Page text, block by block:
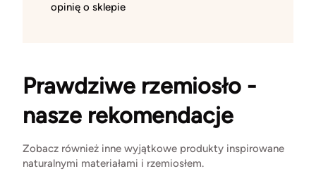
opinię o sklepie
Prawdziwe rzemiosło -
nasze rekomendacje
Zobacz również inne wyjątkowe produkty inspirowane
naturalnymi materiałami i rzemiosłem.